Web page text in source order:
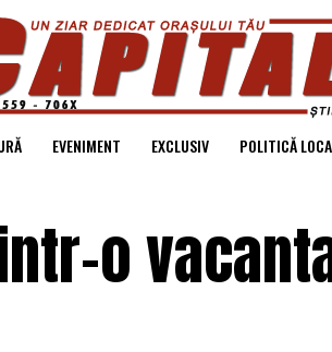
EVENIMENT EXCLUSIV POLITICĂ
o